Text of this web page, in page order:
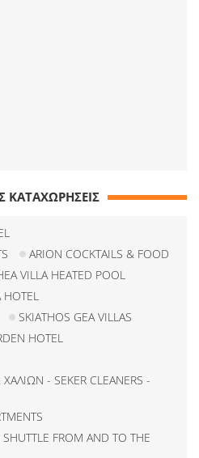
ΚΑΤΑΧΩΡΗΣΕΙΣ
ARION COCKTAILS & FOOD
VILLA HEATED POOL
HOTEL
SKIATHOS GEA VILLAS
HOTEL
- SEKER CLEANERS -
SHUTTLE FROM AND TO THE